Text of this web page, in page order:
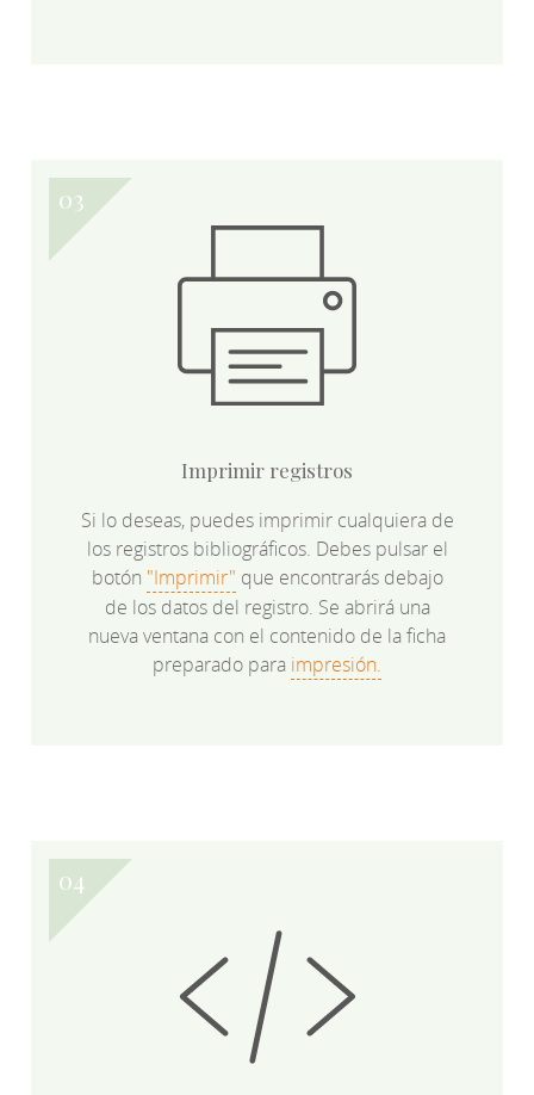
Imprimir registros
Si lo deseas, puedes imprimir cualquiera de
los registros bibliográficos. Debes pulsar el
botón "Imprimir" que encontrarás debajo
de los datos del registro. Se abrirá una
nueva ventana con el contenido de la ficha
preparado para impresión.